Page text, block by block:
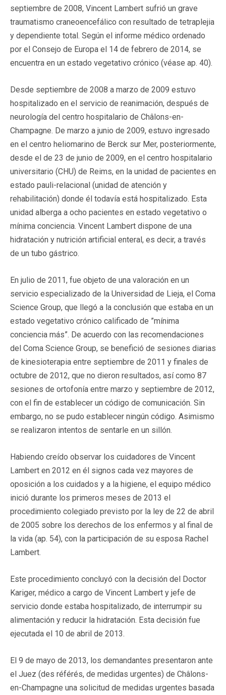
septiembre de 2008, Vincent Lambert sufrió un grave
traumatismo craneoencefálico con resultado de tetraplejia
y dependiente total. Según el informe médico ordenado
por el Consejo de Europa el 14 de febrero de 2014, se
encuentra en un estado vegetativo crónico (véase ap. 40).
Desde septiembre de 2008 a marzo de 2009 estuvo
hospitalizado en el servicio de reanimación, después de
neurología del centro hospitalario de Châlons-en-
Champagne. De marzo a junio de 2009, estuvo ingresado
en el centro heliomarino de Berck sur Mer, posteriormente,
desde el de 23 de junio de 2009, en el centro hospitalario
universitario (CHU) de Reims, en la unidad de pacientes en
estado pauli-relacional (unidad de atención y
rehabilitación) donde él todavía está hospitalizado. Esta
unidad alberga a ocho pacientes en estado vegetativo o
mínima conciencia. Vincent Lambert dispone de una
hidratación y nutrición artificial enteral, es decir, a través
de un tubo gástrico.
En julio de 2011, fue objeto de una valoración en un
servicio especializado de la Universidad de Lieja, el Coma
Science Group, que llegó a la conclusión que estaba en un
estado vegetativo crónico calificado de ”mínima
conciencia más”. De acuerdo con las recomendaciones
del Coma Science Group, se benefició de sesiones diarias
de kinesioterapia entre septiembre de 2011 y finales de
octubre de 2012, que no dieron resultados, así como 87
sesiones de ortofonía entre marzo y septiembre de 2012,
con el fin de establecer un código de comunicación. Sin
embargo, no se pudo establecer ningún código. Asimismo
se realizaron intentos de sentarle en un sillón.
Habiendo creído observar los cuidadores de Vincent
Lambert en 2012 en él signos cada vez mayores de
oposición a los cuidados y a la higiene, el equipo médico
inició durante los primeros meses de 2013 el
procedimiento colegiado previsto por la ley de 22 de abril
de 2005 sobre los derechos de los enfermos y al final de
la vida (ap. 54), con la participación de su esposa Rachel
Lambert.
Este procedimiento concluyó con la decisión del Doctor
Kariger, médico a cargo de Vincent Lambert y jefe de
servicio donde estaba hospitalizado, de interrumpir su
alimentación y reducir la hidratación. Esta decisión fue
ejecutada el 10 de abril de 2013.
El 9 de mayo de 2013, los demandantes presentaron ante
el Juez (des référés, de medidas urgentes) de Châlons-
en-Champagne una solicitud de medidas urgentes basada